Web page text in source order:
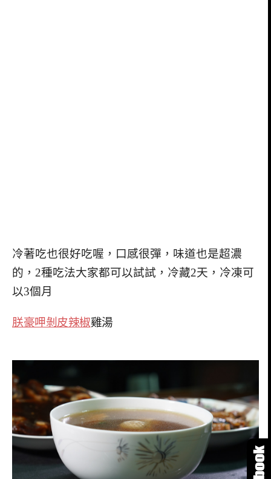
冷著吃也很好吃喔，口感很彈，味道也是超濃
的，2種吃法大家都可以試試，冷藏2天，冷凍可
以3個月
朕豪呷剝皮辣椒雞湯